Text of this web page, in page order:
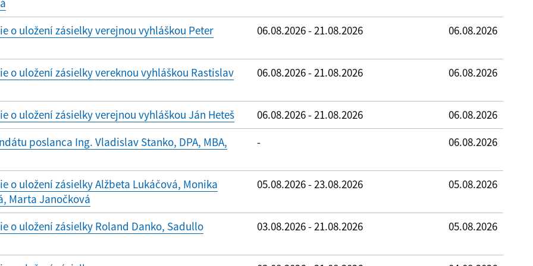
o uložení zásielky verejnou vyhláškou Peter
06.08.2026 - 21.08.2026 06.08.2026
o uložení zásielky vereknou vyhláškou Rastislav 06.08.2026 - 21.08.2026 06.08.2026
o uložení zásielky verejnou vyhláškou Ján Heteš 06.08.2026 - 21.08.2026
06.08.2026
poslanca Ing. Vladislav Stanko, DPA, MBA,
- 06.08.2026
o uložení zásielky Alžbeta Lukáčová, Monika
Marta Janočková
05.08.2026 - 23.08.2026 05.08.2026
o uložení zásielky Roland Danko, Sadullo 03.08.2026 - 21.08.2026 05.08.2026